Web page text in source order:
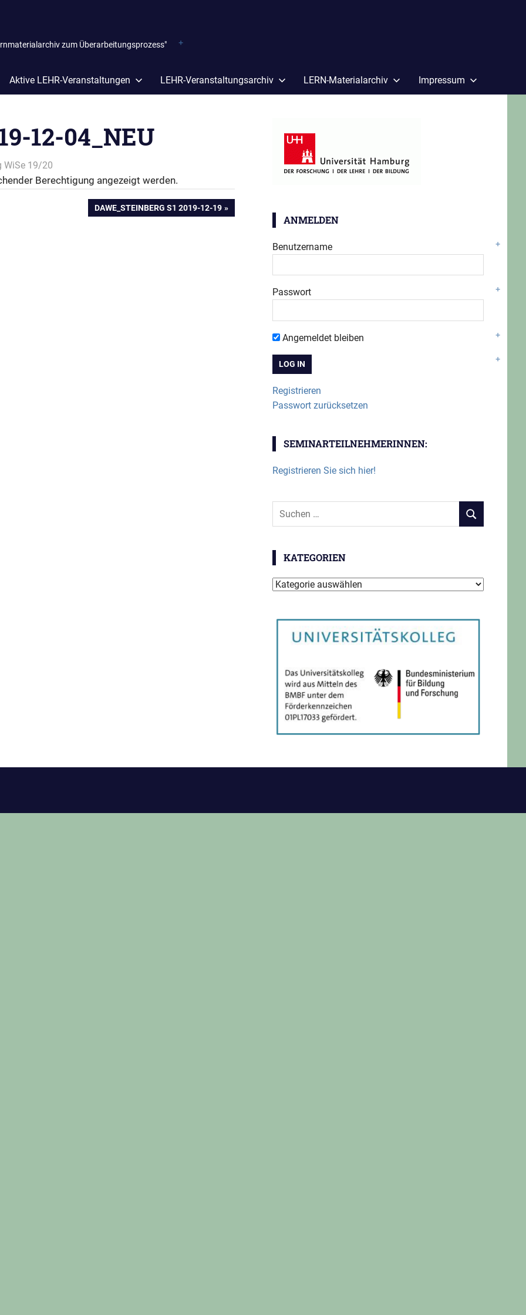
zum Überarbeitungsprozess"
Aktive LEHR-Veranstaltungen LEHR-Veranstaltungsarchiv LERN-Materialarchiv Impressum
12-04_NEU
WiSe 19/20
Berechtigung angezeigt werden.
NÄCHSTER
DAWE_STEINBERG S1 2019-12-19
ANMELDEN
Benutzername
Passwort
Angemeldet bleiben
Registrieren
Passwort zurücksetzen
SEMINARTEILNEHMERINNEN:
Registrieren Sie sich hier!
Suchen
SUCHEN
KATEGORIEN
Kategorien